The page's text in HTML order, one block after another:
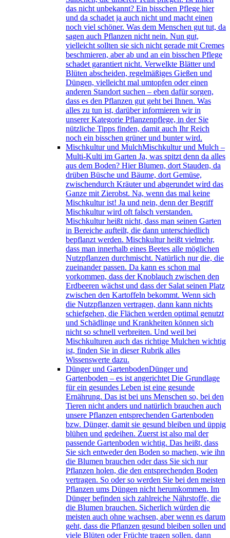
das nicht unbekannt? Ein bisschen Pflege hier
und da schadet ja auch nicht und macht einen
noch viel schöner. Was dem Menschen gut tut, da
sagen auch Pflanzen nicht nein. Nun gut,
vielleicht sollten sie sich nicht gerade mit Cremes
beschmieren, aber ab und an ein bisschen Pflege
schadet garantiert nicht. Verwelkte Blätter und
Blüten abscheiden, regelmäßiges Gießen und
Düngen, vielleicht mal umtopfen oder einen
anderen Standort suchen – eben dafür sorgen,
dass es den Pflanzen gut geht bei Ihnen. Was
alles zu tun ist, darüber informieren wir in
unserer Kategorie Pflanzenpflege, in der Sie
nützliche Tipps finden, damit auch Ihr Reich
noch ein bisschen grüner und bunter wird.
Mischkultur und MulchMischkultur und Mulch –
Multi-Kulti im Garten Ja, was spitzt denn da alles
aus dem Boden? Hier Blumen, dort Stauden, da
drüben Büsche und Bäume, dort Gemüse,
zwischendurch Kräuter und abgerundet wird das
Ganze mit Zierobst. Na, wenn das mal keine
Mischkultur ist! Ja und nein, denn der Begriff
Mischkultur wird oft falsch verstanden.
Mischkultur heißt nicht, dass man seinen Garten
in Bereiche aufteilt, die dann unterschiedlich
bepflanzt werden. Mischkultur heißt vielmehr,
dass man innerhalb eines Beetes alle möglichen
Nutzpflanzen durchmischt. Natürlich nur die, die
zueinander passen. Da kann es schon mal
vorkommen, dass der Knoblauch zwischen den
Erdbeeren wächst und dass der Salat seinen Platz
zwischen den Kartoffeln bekommt. Wenn sich
die Nutzpflanzen vertragen, dann kann nichts
schiefgehen, die Flächen werden optimal genutzt
und Schädlinge und Krankheiten können sich
nicht so schnell verbreiten. Und weil bei
Mischkulturen auch das richtige Mulchen wichtig
ist, finden Sie in dieser Rubrik alles
Wissenswerte dazu.
Dünger und GartenbodenDünger und
Gartenboden – es ist angerichtet Die Grundlage
für ein gesundes Leben ist eine gesunde
Ernährung. Das ist bei uns Menschen so, bei den
Tieren nicht anders und natürlich brauchen auch
unsere Pflanzen entsprechenden Gartenboden
bzw. Dünger, damit sie gesund bleiben und üppig
blühen und gedeihen. Zuerst ist also mal der
passende Gartenboden wichtig. Das heißt, dass
Sie sich entweder den Boden so machen, wie ihn
die Blumen brauchen oder dass Sie sich nur
Pflanzen holen, die den entsprechenden Boden
vertragen. So oder so werden Sie bei den meisten
Pflanzen ums Düngen nicht herumkommen. Im
Dünger befinden sich zahlreiche Nährstoffe, die
die Blumen brauchen. Sicherlich würden die
meisten auch ohne wachsen, aber wenn es darum
geht, dass die Pflanzen gesund bleiben sollen und
viele Blüten oder Früchte tragen sollen, dann